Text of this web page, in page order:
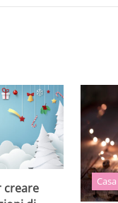
creare
Casa